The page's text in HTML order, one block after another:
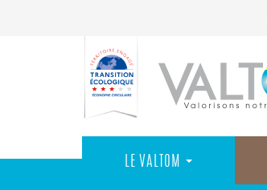
LE VALTOM